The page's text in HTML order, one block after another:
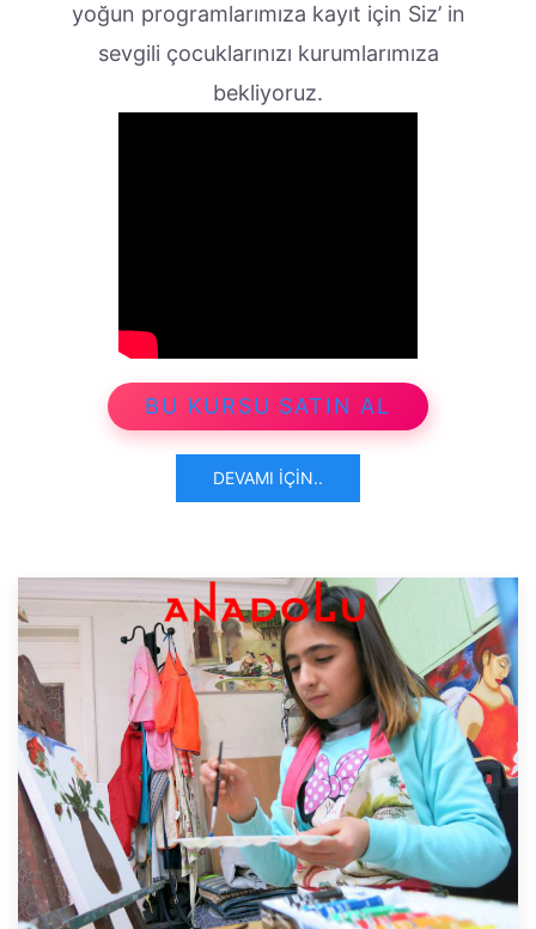
yoğun programlarımıza kayıt için Siz’ in
sevgili çocuklarınızı kurumlarımıza
bekliyoruz.
BU KURSU SATIN AL
DEVAMI İÇIN..